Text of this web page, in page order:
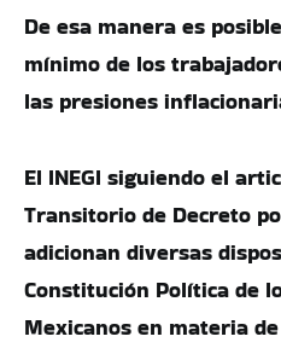
De esa manera es
mínimo de los
las presiones
El INEGI siguiendo el
Transitorio de Decreto
adicionan diversas
Constitución Política de
Mexicanos en materia